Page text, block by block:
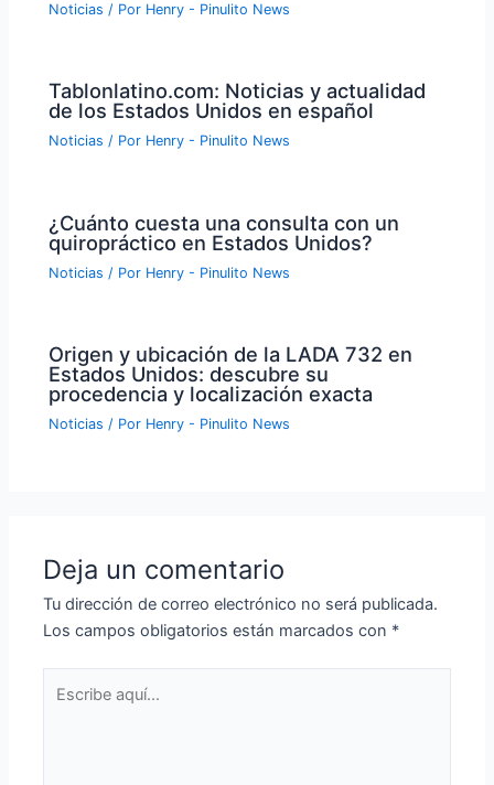
Noticias / Por Henry - Pinulito News
Tablonlatino.com: Noticias y actualidad
de los Estados Unidos en español
Noticias / Por Henry - Pinulito News
¿Cuánto cuesta una consulta con un
quiropráctico en Estados Unidos?
Noticias / Por Henry - Pinulito News
Origen y ubicación de la LADA 732 en
Estados Unidos: descubre su
procedencia y localización exacta
Noticias / Por Henry - Pinulito News
Deja un comentario
Tu dirección de correo electrónico no será publicada.
Los campos obligatorios están marcados con *
aquí...